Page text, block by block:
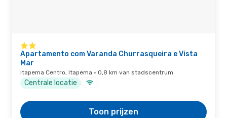
Apartamento com Varanda Churrasqueira e Vista
Mar
Itapema Centro, Itapema · 0,8 km van stadscentrum
Centrale locatie
Toon prijzen